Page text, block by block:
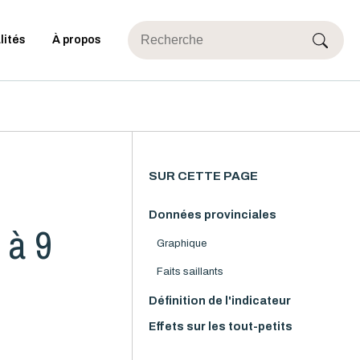
À propos
9
SUR CETTE PAGE
Données provinciales
Graphique
Faits saillants
Définition de l'indicateur
Effets sur les tout-petits